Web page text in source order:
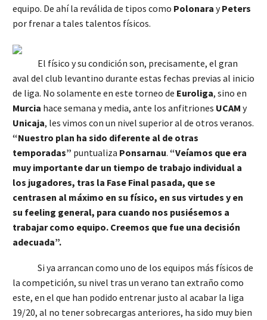
equipo. De ahí la reválida de tipos como Polonara yPeters
por frenar a tales talentos físicos.
El físico y su condición son, precisamente, el gran
aval del club levantino durante estas fechas previas al inicio
de liga. No solamente en este torneo de Euroliga, sino en
Murcia hace semana y media, ante los anfitriones UCAM y
Unicaja, les vimos con un nivel superior al de otros veranos.
“Nuestro plan ha sido diferente al de otras
temporadas” puntualiza Ponsarnau. “Veíamos que era
muy importante dar un tiempo de trabajo individual a
los jugadores, tras la Fase Final pasada, que se
centrasen al máximo en su físico, en sus virtudes y en
su feeling general, para cuando nos pusiésemos a
trabajar como equipo. Creemos que fue una decisión
adecuada”.
Si ya arrancan como uno de los equipos más físicos de
la competición, su nivel tras un verano tan extraño como
este, en el que han podido entrenar justo al acabar la liga
19/20, al no tener sobrecargas anteriores, ha sido muy bien